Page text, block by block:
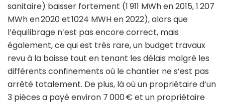
sanitaire) baisser fortement (1 911 MWh en 2015, 1 207
MWh en 2020 et 1024 MWH en 2022), alors que
l’équilibrage n’est pas encore correct, mais
également, ce qui est très rare, un budget travaux
revu à la baisse tout en tenant les délais malgré les
différents confinements où le chantier ne s’est pas
arrêté totalement. De plus, là où un propriétaire d’un
3 pièces a payé environ 7 000 € et un propriétaire